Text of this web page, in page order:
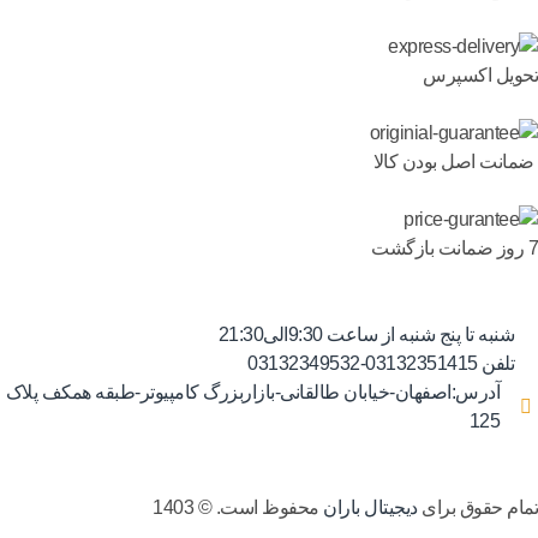
تحویل اکسپرس
ضمانت اصل بودن کالا
7 روز ضمانت بازگشت
شنبه تا پنج شنبه از ساعت 9:30الی21:30
تلفن 03132351415-03132349532
آدرس:اصفهان-خیابان طالقانی-بازاربزرگ کامپیوتر-طبقه همکف پلاک
125
تمام حقوق برایدیجیتال باران محفوظ است. © 1403